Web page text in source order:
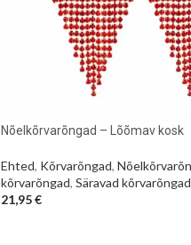
Nõelkõrvarõngad – Lõõmav kosk
Ehted, Kõrvarõngad,
kõrvarõngad, Säravad kõrvarõngad
21,95€